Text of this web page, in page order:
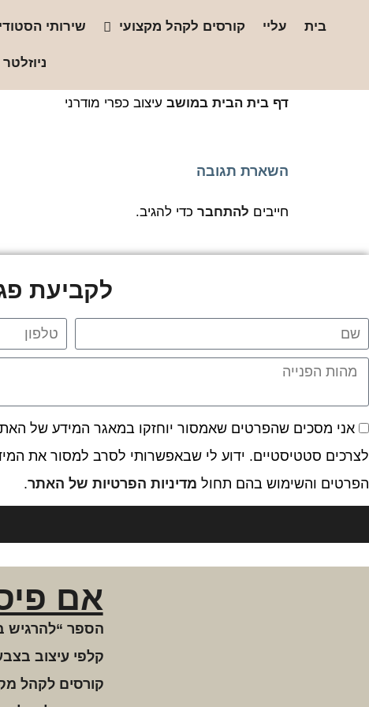
בית עליי קורסים לקהל מקצועי שירותי
ניוזלטר
דף בית הבית במושב עיצוב כפרי מודרני
השארת תגובה
חייבים להתחבר כדי להגיב.
לקביעת
אני מסכים שהפרטים שאמסור יוחזקו במאגר המידע של
לצרכים סטטיסטיים. ידוע לי שבאפשרותי לסרב למסור את
הפרטים והשימוש בהם תחול מדיניות הפרטיות של האתר.
אם
הספר “להרגיש
קלפי עיצוב
קורסים לקהל